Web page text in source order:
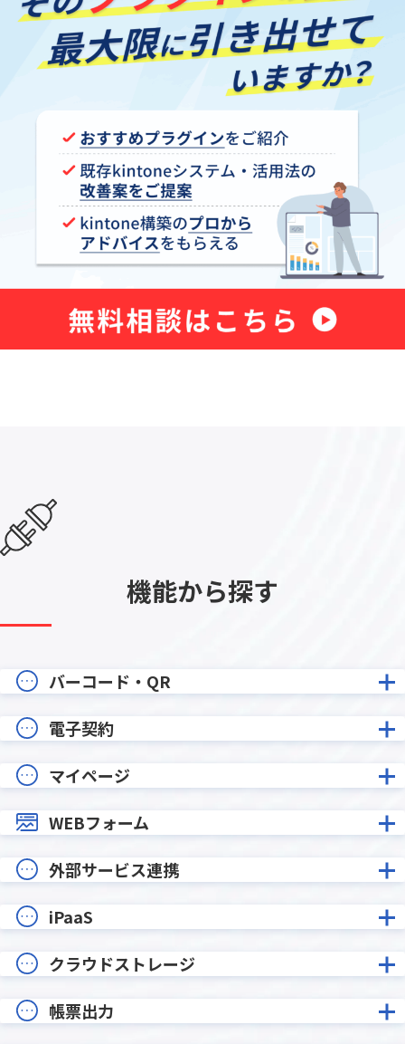
機能から探す
バーコード・QR
電子契約
マイページ
WEBフォーム
外部サービス連携
iPaaS
クラウドストレージ
帳票出力